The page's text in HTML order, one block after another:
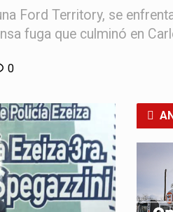
Ford Territory, se
fuga que culminó en
0